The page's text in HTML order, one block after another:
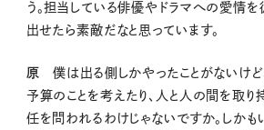
う。担当している俳優やドラマへの愛情
出せたら素敵だなと思っています。
原 僕は出る側しかやったことがないけど
予算のことを考えたり、人と人の間を取り
任を問われるわけじゃないですか。しかも